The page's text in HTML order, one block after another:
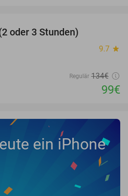
oder 3 Stunden)
9.7 star
Regulär 134€
99€
ein iPhone